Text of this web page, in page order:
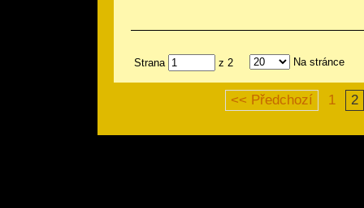
Strana z 2 Na stránce
<< Předchozí 1 2